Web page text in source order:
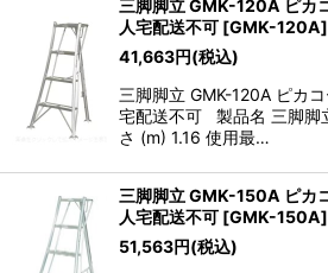
三脚脚立 GMK-120A ピカ
人宅配送不可 [GMK-120A]
41,663円(税込)
三脚脚立 GMK-120A ピカ
宅配送不可 製品名 三脚脚
さ (m) 1.16 使用最…
三脚脚立 GMK-150A ピカ
人宅配送不可 [GMK-150A]
51,563円(税込)